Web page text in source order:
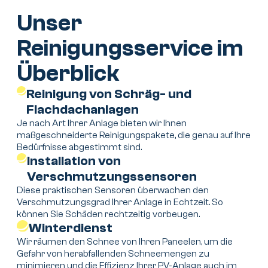
Energiemanagement
Kontakt
Unser
Reinigungsservice im
Überblick
Reinigung von Schräg- und
Flachdachanlagen
Je nach Art Ihrer Anlage bieten wir Ihnen
maßgeschneiderte Reinigungspakete, die genau auf Ihre
Bedürfnisse abgestimmt sind.
Installation von
Verschmutzungssensoren
Diese praktischen Sensoren überwachen den
Verschmutzungsgrad Ihrer Anlage in Echtzeit. So
können Sie Schäden rechtzeitig vorbeugen.
Winterdienst
Wir räumen den Schnee von Ihren Paneelen, um die
Gefahr von herabfallenden Schneemengen zu
minimieren und die Effizienz Ihrer PV-Anlage auch im